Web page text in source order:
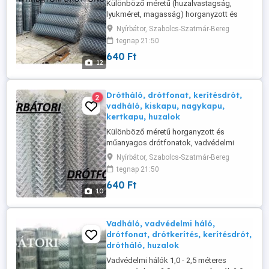
12
Különböző méretű (huzalvastagság,
lyukméret, magasság) horganyzott és
műanyagos drótfonatok, vadvédelmi
hálók, madárháló, tcs.fonat, csibedrót,
valamint horganyzott, tüskés és fekete
huzalok gyártása és forgalmazása.
Dróthálók Csibehálók Huzalok,
tüskésdrót eladó. ...
Nyírbátor, Szabolcs-Szatmár-Bereg
tegnap 21:50
640 Ft
10
2
Drótháló, drótfonat, kerítésdrót,
vadháló, kiskapu, nagykapu,
kertkapu, huzalok
Különböző méretű horganyzott és
műanyagos drótfonatok, vadvédelmi
hálók, valamint horganyzott és fekete
huzalok gyártása és forgalmazása.
Változás jogát fenntartjuk! Nagyobb
mennyiségnél árkedvezményt adok!
60
Nyírbátor, Szabolcs-Szatmár-Bereg
tegnap 21:50
640 Ft
Vadháló, vadvédelmi háló,
drótfonat, drótkerítés, kerítésdrót,
drótháló, huzalok
Vadvédelmi hálók 1,0 - 2,5 méteres